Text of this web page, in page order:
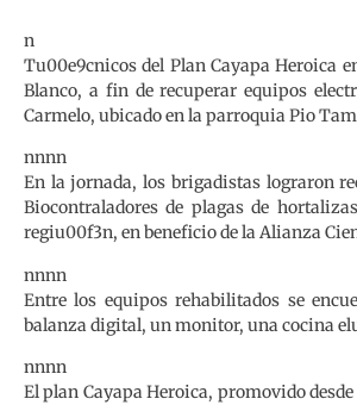
n
Tu00e9cnicos del Plan Cayapa Heroica
Blanco, a fin de recuperar equipos
Carmelo, ubicado en la parroquia Pio
nnnn
En la jornada, los brigadistas lograron
Biocontraladores de plagas de
regiu00f3n, en beneficio de la Alianza
nnnn
Entre los equipos rehabilitados se
balanza digital, un monitor, una cocina
nnnn
El plan Cayapa Heroica, promovido